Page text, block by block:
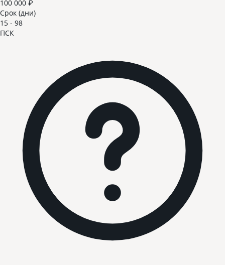
100 000 ₽
Срок (дни)
15 - 98
ПСК